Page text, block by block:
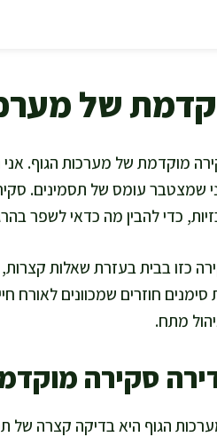
של
מוקדמת של מערכות הגוף. אני
שמצטבר עומס של תסמינים.
כדי להבין מה כדאי לשפר
כזו בבית בעזרת שאלות
חוזרים שמכוונים לאורח
מתח.
סקירה
הגוף היא בדיקה קצרה של